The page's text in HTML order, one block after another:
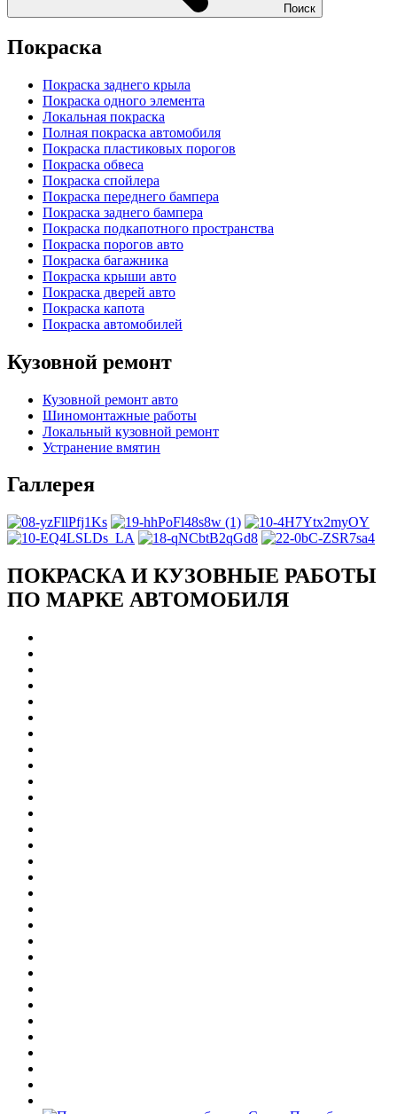
Поиск
Покраска
Покраска заднего крыла
Покраска одного элемента
Локальная покраска
Полная покраска автомобиля
Покраска пластиковых порогов
Покраска обвеса
Покраска спойлера
Покраска переднего бампера
Покраска заднего бампера
Покраска подкапотного пространства
Покраска порогов авто
Покраска багажника
Покраска крыши авто
Покраска дверей авто
Покраска капота
Покраска автомобилей
Кузовной ремонт
Кузовной ремонт авто
Шиномонтажные работы
Локальный кузовной ремонт
Устранение вмятин
Галлерея
ПОКРАСКА И КУЗОВНЫЕ РАБОТЫ
ПО МАРКЕ АВТОМОБИЛЯ